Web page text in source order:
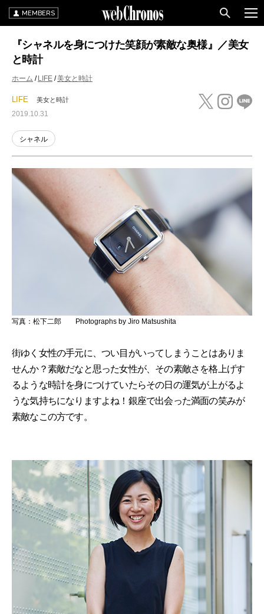
MEMBERS
『シャネルを身につけた笑顔が素敵な奥様』／美女
と時計
ホーム LIFE 美女と時計
LIFE 美女と時計
2019.10.31
シャネル
写真：松下二郎 Photographs by Jiro Matsushita
街ゆく女性の手元に、つい目がいってしまうことはありま
せんか？素敵だなと思った女性が、その素敵さを格上げす
るような時計を身につけていたらその日の運気が上がるよ
うな気持ちになりますよね！銀座で出会った満面の笑みが
素敵なこの方です。